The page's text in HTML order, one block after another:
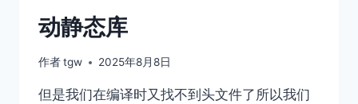
动静态库
作者tgw 2025年8月8日
但是我们在编译时又找不到头文件了所以我们